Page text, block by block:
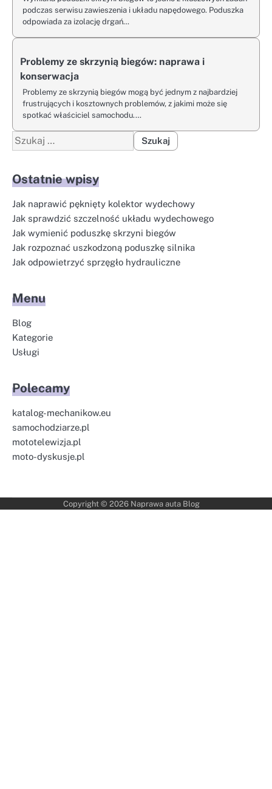
podczas serwisu zawieszenia i układu napędowego. Poduszka
odpowiada za izolację drgań…
Problemy ze skrzynią biegów: naprawa i
konserwacja
Problemy ze skrzynią biegów mogą być jednym z najbardziej
frustrujących i kosztownych problemów, z jakimi może się
spotkać właściciel samochodu.…
Szukaj:
Ostatnie wpisy
Jak naprawić pęknięty kolektor wydechowy
Jak sprawdzić szczelność układu wydechowego
Jak wymienić poduszkę skrzyni biegów
Jak rozpoznać uszkodzoną poduszkę silnika
Jak odpowietrzyć sprzęgło hydrauliczne
Menu
Blog
Kategorie
Usługi
Polecamy
katalog-mechanikow.eu
samochodziarze.pl
mototelewizja.pl
moto-dyskusje.pl
Copyright © 2026 Naprawa auta Blog